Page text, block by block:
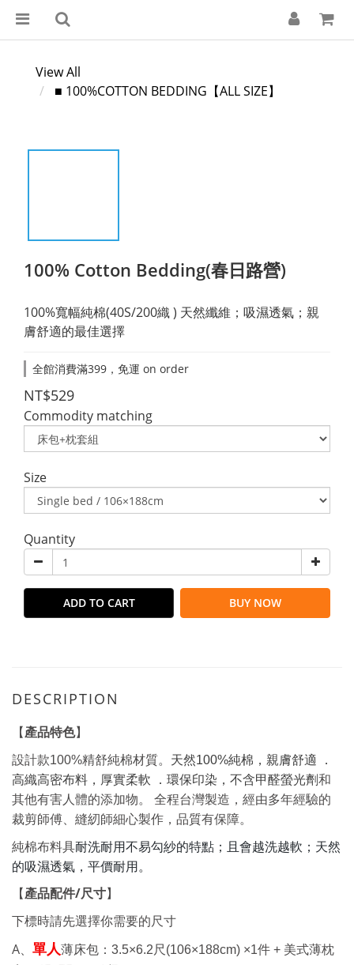
View All
■ 100%COTTON BEDDING【ALL SIZE】
100% Cotton Bedding(春日路營)
100%寬幅純棉(40S/200織 ) 天然纖維；吸濕透氣；親
膚舒適的最佳選擇
全館消費滿399，免運 on order
NT$529
Commodity matching
Size
Quantity
ADD TO CART BUY NOW
DESCRIPTION
【 產品特色】
設計款100%精舒純棉材質。 天然100%純棉，親膚舒適 ．
高織高密布料，厚實柔軟 ．環保印染，不含甲醛螢光劑和
其他有害人體的添加物。
全程台灣製造，經由多年經驗的
裁剪師傅、縫紉師細心製作，品質有保障。
純棉布料具耐洗耐用不易勾紗的特點；且會越洗越軟；天然
的吸濕透氣，平價耐用。
【 產品配件/尺寸】
下標時請先選擇你需要的尺寸
A、 單人薄床包： 3.5×6.2尺 (106×188cm) ×1件 + 美式薄枕